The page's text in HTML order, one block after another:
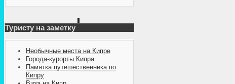
Туристу на заметку
Необычные места на Кипре
Города-курорты Кипра
Памятка путешественника по
Кипру